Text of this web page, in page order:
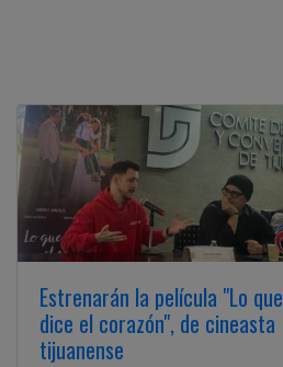
Estrenarán la película "Lo que
dice el corazón", de cineasta
tijuanense